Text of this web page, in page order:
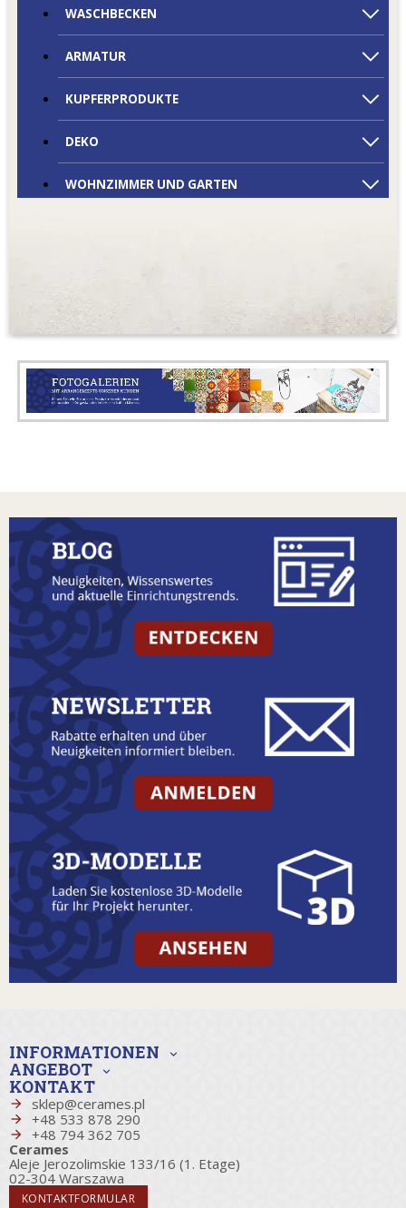
WASCHBECKEN
ARMATUR
KUPFERPRODUKTE
DEKO
WOHNZIMMER UND GARTEN
INFORMATIONEN expand_more
ANGEBOT expand_more
KONTAKT
sklep@cerames.pl
+48 533 878 290
+48 794 362 705
Cerames
Aleje Jerozolimskie 133/16 (1. Etage)
02-304 Warszawa
KONTAKTFORMULAR